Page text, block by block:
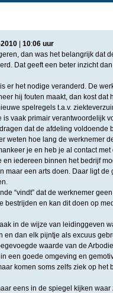
2010| 10:06 uur
dan was het belangrijk dat
Dat geeft een beter inzicht
er het nodige veranderd. De
hij fouten maakt, dan kost dat
spelregels t.a.v.
is vaak primair verantwoordelijk
dat de afdeling voldoende
weten hoe lang de werknemer
je en heb je al contact
en iedereen binnen het bedrijf
maar een arts doen. Daar ligt de
“vindt” dat de werknemer
bestrijden en kan dit doen op
in de wijze van leidinggeven
en dan elk pijntje als excuus
waarde van de
een goede omgeving en
komen soms zelfs ziek op het
eens in de spiegel kijken